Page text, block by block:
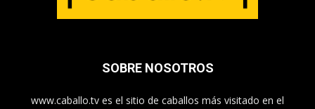
SOBRE NOSOTROS
www.caballo.tv es el sitio de caballos más visitado en el